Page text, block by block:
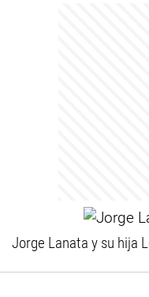
Jorge Lanata y su hija